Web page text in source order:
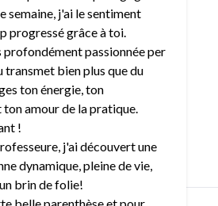
semaine, j'ai le sentiment
progressé grâce à toi.
profondément passionnée per
transmet bien plus que du
ton énergie, ton
ton amour de la pratique.
!
j'ai découvert une
dynamique, pleine de vie,
brin de folie!